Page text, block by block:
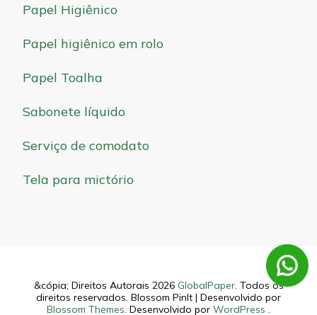
Papel Higiênico
Papel higiênico em rolo
Papel Toalha
Sabonete líquido
Serviço de comodato
Tela para mictório
&cópia; Direitos Autorais 2026 GlobalPaper. Todos os
direitos reservados. Blossom PinIt | Desenvolvido por
Blossom Themes. Desenvolvido por WordPress .